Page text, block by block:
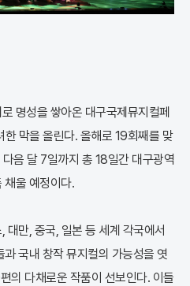
명성을 쌓아온 대구국제뮤지컬페
막을 올린다. 올해로 19회째를 맞
음 달 7일까지 총 18일간 대구광역
채울 예정이다.
대만, 중국, 일본 등 세계 각국에서
국내 창작 뮤지컬의 가능성을 엿
의 다채로운 작품이 선보인다. 이들